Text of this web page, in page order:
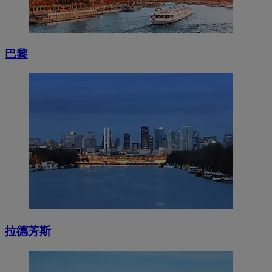
巴黎
拉德芳斯